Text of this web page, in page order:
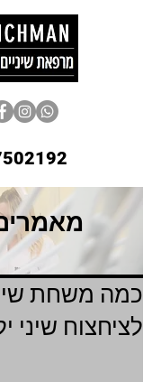
כמה משחת
לציחצוח שיני